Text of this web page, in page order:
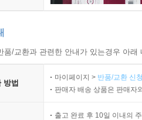
/교환과 관련한 안내가 있는경우 아
방법
마이페이지 > 반품/교환 신
판매자 배송 상품은 판매자
출고 완료 후 10일 이내의